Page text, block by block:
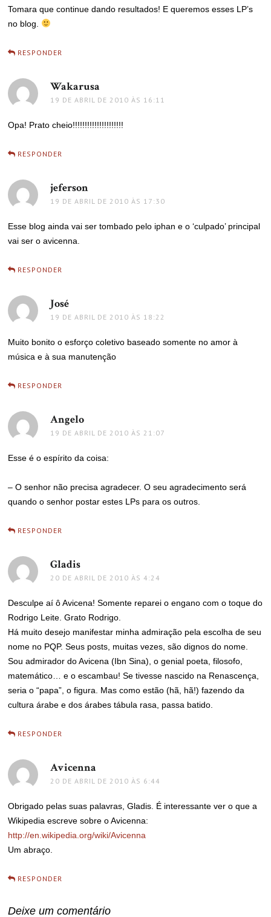
Tomara que continue dando resultados! E queremos esses LP’s
no blog.
RESPONDER
Wakarusa
19 DE ABRIL DE 2010 ÀS 16:11
Opa! Prato cheio!!!!!!!!!!!!!!!!!!!!!
RESPONDER
jeferson
19 DE ABRIL DE 2010 ÀS 17:30
Esse blog ainda vai ser tombado pelo iphan e o ‘culpado’ principal
vai ser o avicenna.
RESPONDER
José
19 DE ABRIL DE 2010 ÀS 18:22
Muito bonito o esforço coletivo baseado somente no amor à
música e à sua manutenção
RESPONDER
Angelo
19 DE ABRIL DE 2010 ÀS 21:07
Esse é o espírito da coisa:
– O senhor não precisa agradecer. O seu agradecimento será
quando o senhor postar estes LPs para os outros.
RESPONDER
Gladis
20 DE ABRIL DE 2010 ÀS 4:24
Desculpe aí ô Avicena! Somente reparei o engano com o toque do
Rodrigo Leite. Grato Rodrigo.
Há muito desejo manifestar minha admiração pela escolha de seu
nome no PQP. Seus posts, muitas vezes, são dignos do nome.
Sou admirador do Avicena (Ibn Sina), o genial poeta, filosofo,
matemático… e o escambau! Se tivesse nascido na Renascença,
seria o “papa”, o figura. Mas como estão (hã, hã!) fazendo da
cultura árabe e dos árabes tábula rasa, passa batido.
RESPONDER
Avicenna
20 DE ABRIL DE 2010 ÀS 6:44
Obrigado pelas suas palavras, Gladis. É interessante ver o que a
Wikipedia escreve sobre o Avicenna:
http://en.wikipedia.org/wiki/Avicenna
Um abraço.
RESPONDER
Deixe um comentário